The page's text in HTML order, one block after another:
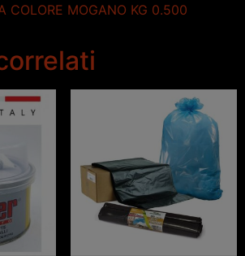
COLORE MOGANO KG 0.500